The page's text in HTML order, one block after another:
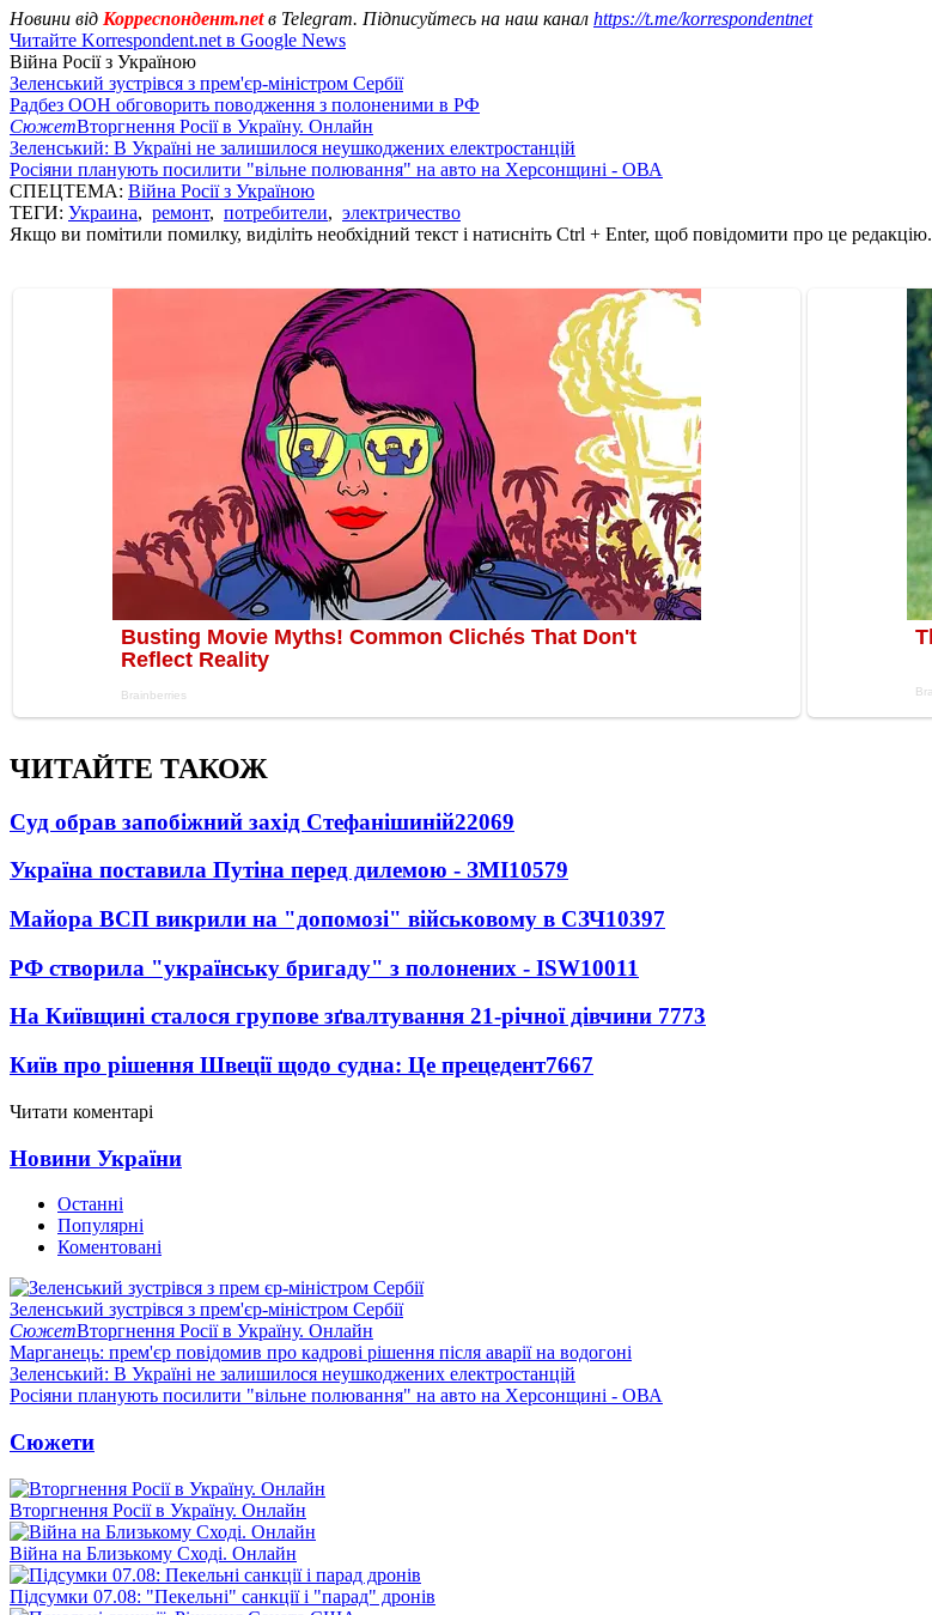
Новини від Корреспондент.netв Telegram. Підписуйтесь на наш канал https://t.me/korrespondentnet
Читайте Korrespondent.net в Google News
Війна Росії з Україною
Зеленський зустрівся з прем'єр-міністром Сербії
Радбез ООН обговорить поводження з полоненими в РФ
СюжетВторгнення Росії в Україну. Онлайн
Зеленський: В Україні не залишилося неушкоджених електростанцій
Росіяни планують посилити "вільне полювання" на авто на Херсонщині - ОВА
СПЕЦТЕМА: Війна Росії з Україною
ТЕГИ: Украина, ремонт, потребители, электричество
Якщо ви помітили помилку, виділіть необхідний текст і натисніть Ctrl + Enter, щоб повідомити про це редакцію.
ЧИТАЙТЕ ТАКОЖ
Суд обрав запобіжний захід Стефанішиній22069
Україна поставила Путіна перед дилемою - ЗМІ10579
Майора ВСП викрили на "допомозі" військовому в СЗЧ10397
РФ створила "українську бригаду" з полонених - ISW10011
На Київщині сталося групове зґвалтування 21-річної дівчини 7773
Київ про рішення Швеції щодо судна: Це прецедент7667
Читати коментарі
Новини України
Останні
Популярні
Коментовані
Зеленський зустрівся з прем'єр-міністром Сербії
СюжетВторгнення Росії в Україну. Онлайн
Марганець: прем'єр повідомив про кадрові рішення після аварії на водогоні
Зеленський: В Україні не залишилося неушкоджених електростанцій
Росіяни планують посилити "вільне полювання" на авто на Херсонщині - ОВА
Сюжети
Вторгнення Росії в Україну. Онлайн
Війна на Близькому Сході. Онлайн
Підсумки 07.08: "Пекельні" санкції і "парад" дронів